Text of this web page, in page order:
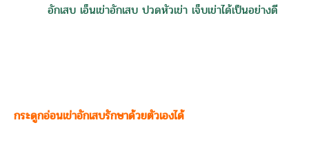
อักเสบ เอ็นเข่าอักเสบ ปวดหัวเข่า เจ็บเข่าได้เป็นอย่างดี
กระดูกอ่อนเข่าอักเสบรักษาด้วยตัวเองได้